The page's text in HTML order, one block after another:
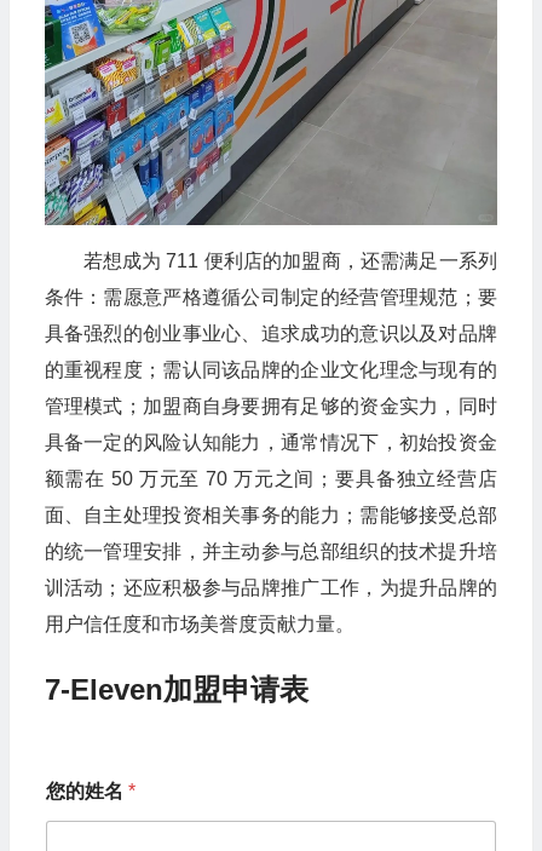
若想成为 711 便利店的加盟商，还需满足一系列
条件：需愿意严格遵循公司制定的经营管理规范；要
具备强烈的创业事业心、追求成功的意识以及对品牌
的重视程度；需认同该品牌的企业文化理念与现有的
管理模式；加盟商自身要拥有足够的资金实力，同时
具备一定的风险认知能力，通常情况下，初始投资金
额需在 50 万元至 70 万元之间；要具备独立经营店
面、自主处理投资相关事务的能力；需能够接受总部
的统一管理安排，并主动参与总部组织的技术提升培
训活动；还应积极参与品牌推广工作，为提升品牌的
用户信任度和市场美誉度贡献力量。
7-Eleven加盟申请表
您的姓名 *